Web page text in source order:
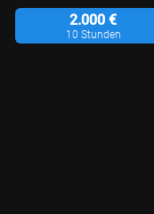
2.000 €
10 Stunden